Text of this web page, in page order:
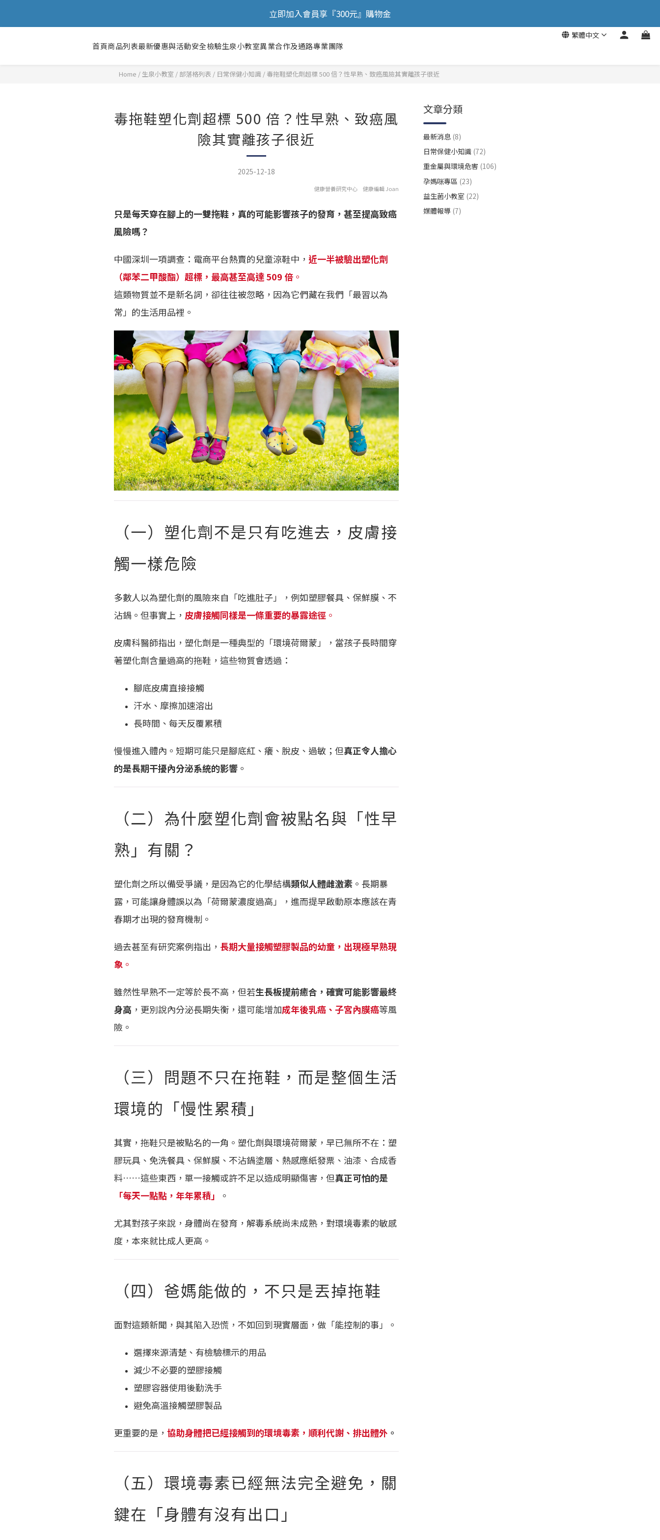
🎉 歡慶88節，滿額送膠原蛋白正貨！！
立即加入會員享『300元』購物金
🎉 歡慶88節，滿額送膠原蛋白正貨！！ 繁體中文
首頁商品列表最新優惠與活動安全檢驗生泉小教室異業合作及通路專業團隊
Home / 部落格列表 / 日常保健小知識 /毒拖鞋塑化劑超標 500 倍？性早熟、致癌風險其實離孩子很近
毒拖鞋塑化劑超標 500 倍？性早熟、致癌風
險其實離孩子很近
2025-12-18
健康營養研究中心 健康編輯 Joan
只是每天穿在腳上的一雙拖鞋，真的可能影響孩子的發育，甚至提高致癌
風險嗎？
中國深圳一項調查：電商平台熱賣的兒童涼鞋中， 近一半被驗出塑化劑
（鄰苯二甲酸酯）超標，最高甚至高達 509 倍 。
這類物質並不是新名詞，卻往往被忽略，因為它們藏在我們「最習以為
常」的生活用品裡。
（一）塑化劑不是只有吃進去，皮膚接
觸一樣危險
多數人以為塑化劑的風險來自「吃進肚子」，例如塑膠餐具、保鮮膜、不
沾鍋。但事實上， 皮膚接觸同樣是一條重要的暴露途徑 。
皮膚科醫師指出，塑化劑是一種典型的「環境荷爾蒙」，當孩子長時間穿
著塑化劑含量過高的拖鞋，這些物質會透過：
腳底皮膚直接接觸
汗水、摩擦加速溶出
長時間、每天反覆累積
慢慢進入體內。短期可能只是腳底紅、癢、脫皮、過敏；但真正令人擔心
的是長期干擾內分泌系統的影響 。
（二）為什麼塑化劑會被點名與「性早
熟」有關？
塑化劑之所以備受爭議，是因為它的化學結構類似人體雌激素 。長期暴
露，可能讓身體誤以為「荷爾蒙濃度過高」，進而提早啟動原本應該在青
春期才出現的發育機制。
過去甚至有研究案例指出， 長期大量接觸塑膠製品的幼童，出現極早熟現
象 。
雖然性早熟不一定等於長不高，但若生長板提前癒合，確實可能影響最終
身高 ，更別說內分泌長期失衡，還可能增加成年後乳癌、子宮內膜癌等風
險。
（三）問題不只在拖鞋，而是整個生活
環境的「慢性累積」
其實，拖鞋只是被點名的一角。塑化劑與環境荷爾蒙，早已無所不在：塑
膠玩具、免洗餐具、保鮮膜、不沾鍋塗層、熱感應紙發票、油漆、合成香
料……這些東西，單一接觸或許不足以造成明顯傷害，但真正可怕的是
「每天一點點，年年累積」
。
尤其對孩子來說，身體尚在發育，解毒系統尚未成熟，對環境毒素的敏感
度，本來就比成人更高。
（四）爸媽能做的，不只是丟掉拖鞋
面對這類新聞，與其陷入恐慌，不如回到現實層面，做「能控制的事」。
選擇來源清楚、有檢驗標示的用品
減少不必要的塑膠接觸
塑膠容器使用後勤洗手
避免高溫接觸塑膠製品
更重要的是， 協助身體把已經接觸到的環境毒素，順利代謝、排出體外 。
（五）環境毒素已經無法完全避免，關
鍵在「身體有沒有出口」
文章分類
最新消息 (8)
日常保健小知識 (72)
重金屬與環境危害 (106)
孕媽咪專區 (23)
益生菌小教室 (22)
媒體報導 (7)